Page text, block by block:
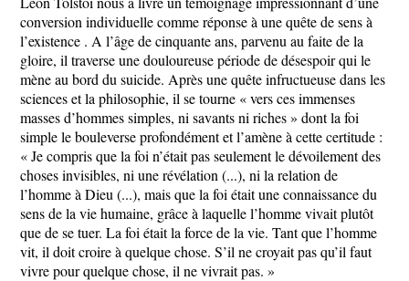
conversion individuelle comme réponse à une quête de sens à
l’existence . A l’âge de cinquante ans, parvenu au faite de la
gloire, il traverse une douloureuse période de désespoir qui le
mène au bord du suicide. Après une quête infructueuse dans les
sciences et la philosophie, il se tourne « vers ces immenses
masses d’hommes simples, ni savants ni riches » dont la foi
simple le bouleverse profondément et l’amène à cette certitude :
« Je compris que la foi n’était pas seulement le dévoilement des
choses invisibles, ni une révélation (...), ni la relation de
l’homme à Dieu (...), mais que la foi était une connaissance du
sens de la vie humaine, grâce à laquelle l’homme vivait plutôt
que de se tuer. La foi était la force de la vie. Tant que l’homme
vit, il doit croire à quelque chose. S’il ne croyait pas qu’il faut
vivre pour quelque chose, il ne vivrait pas. »